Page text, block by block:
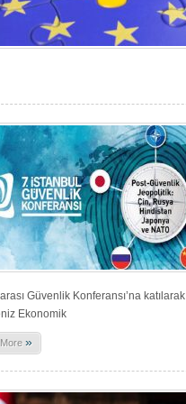
Güvenlik Konferansı’na
Ekonomik
»